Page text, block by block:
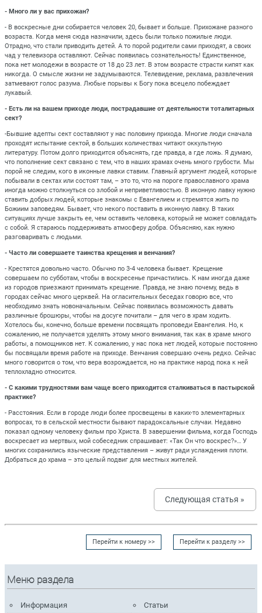
- Много ли у вас прихожан?
- В воскресные дни собирается человек 20, бывает и больше. Прихожане разного
возраста. Когда меня сюда назначили, здесь были только пожилые люди.
Отрадно, что стали приводить детей. А то порой родители сами приходят, а своих
чад у телевизора оставляют. Сейчас появилась сознательность! Единственное,
пока нет молодежи в возрасте от 18 до 23 лет. В этом возрасте страсти кипят как
никогда. О смысле жизни не задумываются. Телевидение, реклама, развлечения
затмевают голос разума. Любые порывы к Богу пока всецело побеждает
лукавый.
- Есть ли на вашем приходе люди, пострадавшие от деятельности тоталитарных
сект?
-Бывшие адепты сект составляют у нас половину прихода. Многие люди сначала
проходят испытание сектой, в больших количествах читают оккультную
литературу. Потом долго приходится объяснять, где правда, а где ложь. Я думаю,
что пополнение сект связано с тем, что в наших храмах очень много грубости. Мы
порой не следим, кого в иконные лавки ставим. Главный аргумент людей, которые
побывали в сектах или состоят там, – это то, что на пороге православного храма
иногда можно столкнуться со злобой и неприветливостью. В иконную лавку нужно
ставить добрых людей, которые знакомы с Евангелием и стремятся жить по
Божиим заповедям. Бывает, что некого поставить в иконную лавку. В таких
ситуациях лучше закрыть ее, чем оставить человека, который не может совладать
с собой. Я стараюсь поддерживать атмосферу добра. Объясняю, как нужно
разговаривать с людьми.
- Часто ли совершаете таинства крещения и венчания?
- Крестятся довольно часто. Обычно по 3-4 человека бывает. Крещение
совершаем по субботам, чтобы в воскресенье причастились. К нам иногда даже
из городов приезжают принимать крещение. Правда, не знаю почему, ведь в
городах сейчас много церквей. На огласительных беседах говорю все, что
необходимо знать новоначальным. Сейчас появилась возможность давать
различные брошюры, чтобы на досуге почитали – для чего в храм ходить.
Хотелось бы, конечно, больше времени посвящать проповеди Евангелия. Но, к
сожалению, не получается уделять этому много внимания, так как в храме много
работы, а помощников нет. К сожалению, у нас пока нет людей, которые постоянно
бы посвящали время работе на приходе. Венчания совершаю очень редко. Сейчас
много говорится о том, что вера возрождается, но на практике народ пока к ней
теплохладно относится.
- С какими трудностями вам чаще всего приходится сталкиваться в пастырской
практике?
- Расстояния. Если в городе люди более просвещены в каких-то элементарных
вопросах, то в сельской местности бывают парадоксальные случаи. Недавно
показал одному человеку фильм про Христа. В завершении фильма, когда Господь
воскресает из мертвых, мой собеседник спрашивает: «Так Он что воскрес?»… У
многих сохранились языческие представления – живут ради услаждения плоти.
Добраться до храма – это целый подвиг для местных жителей.
Следующая статья »
Перейти к разделу >>
Перейти к номеру >>
Меню раздела
Информация
Статьи